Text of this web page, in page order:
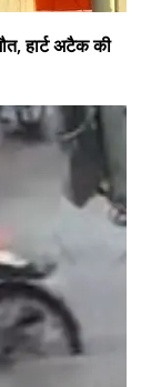
हार्ट अटैक की